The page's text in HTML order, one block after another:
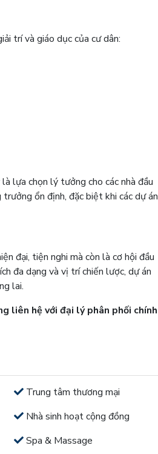
trí và giáo dục của cư dân:
lựa chọn lý tưởng cho các nhà đầu
ổn định, đặc biệt khi các dự án
đại, tiện nghi mà còn là cơ hội đầu
đa dạng và vị trí chiến lược, dự án
lai.
liên hệ với đại lý phân phối chính
Trung tâm thương mại
Nhà sinh hoạt cộng đồng
Spa & Massage